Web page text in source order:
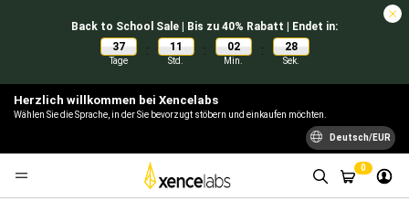
Back to School Sale | Bis zu 40% Rabatt | Endet in:
37
Tage
: 11
Std.
: 02
Min.
: 28
Sek.
Herzlich willkommen bei Xencelabs
Wählen Sie die Sprache, in der Sie bevorzugt stöbern und einkaufen möchten.
Deutsch/EUR
0